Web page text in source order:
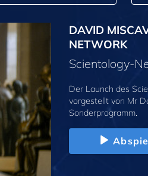
DAVID
NETWORK
Scientology-
Der Launch des
vorgestellt von Mr
Sonderprogramm.